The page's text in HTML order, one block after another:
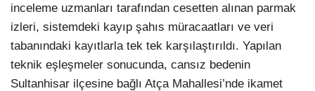
inceleme uzmanları tarafından cesetten alınan parmak
izleri, sistemdeki kayıp şahıs müracaatları ve veri
tabanındaki kayıtlarla tek tek karşılaştırıldı. Yapılan
teknik eşleşmeler sonucunda, cansız bedenin
Sultanhisar ilçesine bağlı Atça Mahallesi’nde ikamet